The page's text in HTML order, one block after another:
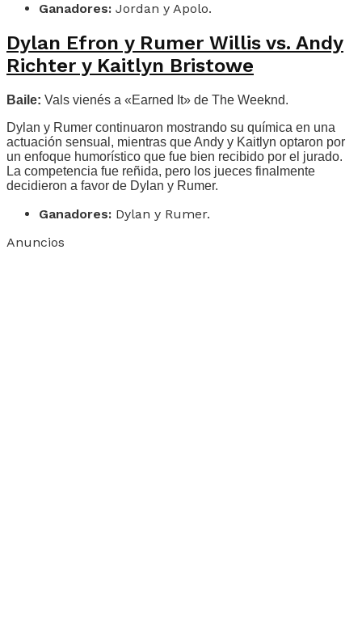
Ganadores: Jordan y Apolo.
Dylan Efron y Rumer Willis vs. Andy
Richter y Kaitlyn Bristowe
Baile: Vals vienés a «Earned It» de The Weeknd.
Dylan y Rumer continuaron mostrando su química en una
actuación sensual, mientras que Andy y Kaitlyn optaron por
un enfoque humorístico que fue bien recibido por el jurado.
La competencia fue reñida, pero los jueces finalmente
decidieron a favor de Dylan y Rumer.
Ganadores: Dylan y Rumer.
Anuncios